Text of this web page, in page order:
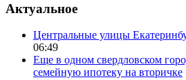
Актуальное
Центральные улицы
06:49
Еще в одном свердловском
семейную ипотеку на вторичке